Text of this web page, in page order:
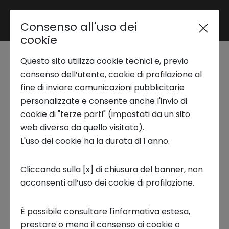
Area riservata
Trend Analysis
Applied Research
Startup Development
Business Transformation
Ecosystem enabling
Game-based policies:
come i giochi
possono servire al
Podcast
17 NOVEMBRE 2022
Consenso all'uso dei
cookie
Questo sito utilizza cookie tecnici e, previo
consenso dell’utente, cookie di profilazione al
fine di inviare comunicazioni pubblicitarie
personalizzate e consente anche l'invio di
cookie di "terze parti" (impostati da un sito
web diverso da quello visitato).
L'uso dei cookie ha la durata di 1 anno.
Cliccando sulla [x] di chiusura del banner, non
acconsenti all’uso dei cookie di profilazione.
È possibile consultare l'informativa estesa,
prestare o meno il consenso ai cookie o